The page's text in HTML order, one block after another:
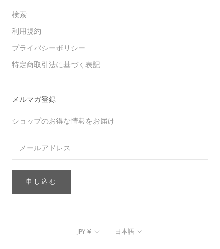
検索
利用規約
プライバシーポリシー
特定商取引法に基づく表記
メルマガ登録
ショップのお得な情報をお届け
申し込む
通
JPY ¥
言
日本語